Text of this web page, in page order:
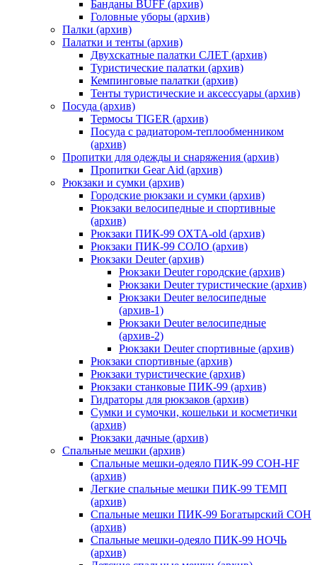
Банданы BUFF (архив)
Головные уборы (архив)
Палки (архив)
Палатки и тенты (архив)
Двухскатные палатки СЛЕТ (архив)
Туристические палатки (архив)
Кемпинговые палатки (архив)
Тенты туристические и аксессуары (архив)
Посуда (архив)
Термосы TIGER (архив)
Посуда с радиатором-теплообменником
(архив)
Пропитки для одежды и снаряжения (архив)
Пропитки Gear Aid (архив)
Рюкзаки и сумки (архив)
Городские рюкзаки и сумки (архив)
Рюкзаки велосипедные и спортивные
(архив)
Рюкзаки ПИК-99 ОХТА-old (архив)
Рюкзаки ПИК-99 СОЛО (архив)
Рюкзаки Deuter (архив)
Рюкзаки Deuter городские (архив)
Рюкзаки Deuter туристические (архив)
Рюкзаки Deuter велосипедные
(архив-1)
Рюкзаки Deuter велосипедные
(архив-2)
Рюкзаки Deuter спортивные (архив)
Рюкзаки спортивные (архив)
Рюкзаки туристические (архив)
Рюкзаки станковые ПИК-99 (архив)
Гидраторы для рюкзаков (архив)
Сумки и сумочки, кошельки и косметички
(архив)
Рюкзаки дачные (архив)
Спальные мешки (архив)
Спальные мешки-одеяло ПИК-99 СОН-HF
(архив)
Легкие спальные мешки ПИК-99 ТЕМП
(архив)
Спальные мешки ПИК-99 Богатырский СОН
(архив)
Спальные мешки-одеяло ПИК-99 НОЧЬ
(архив)